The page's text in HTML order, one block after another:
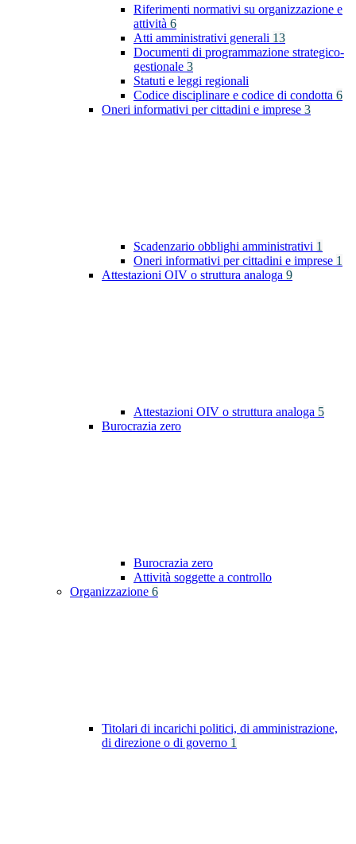
Riferimenti normativi su organizzazione e
attività 6
Atti amministrativi generali 13
Documenti di programmazione strategico-
gestionale 3
Statuti e leggi regionali
Codice disciplinare e codice di condotta 6
Oneri informativi per cittadini e imprese 3
Scadenzario obblighi amministrativi 1
Oneri informativi per cittadini e imprese 1
Attestazioni OIV o struttura analoga 9
Attestazioni OIV o struttura analoga 5
Burocrazia zero
Burocrazia zero
Attività soggette a controllo
Organizzazione 6
Titolari di incarichi politici, di amministrazione,
di direzione o di governo 1